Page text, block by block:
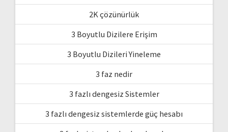
2K çözünürlük
3 Boyutlu Dizilere Erişim
3 Boyutlu Dizileri Yineleme
3 faz nedir
3 fazlı dengesiz Sistemler
3 fazlı dengesiz sistemlerde güç hesabı